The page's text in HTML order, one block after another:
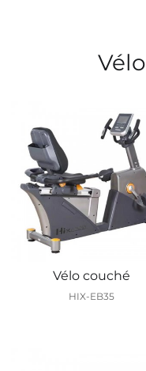
Vélo couché
HIX-EB35